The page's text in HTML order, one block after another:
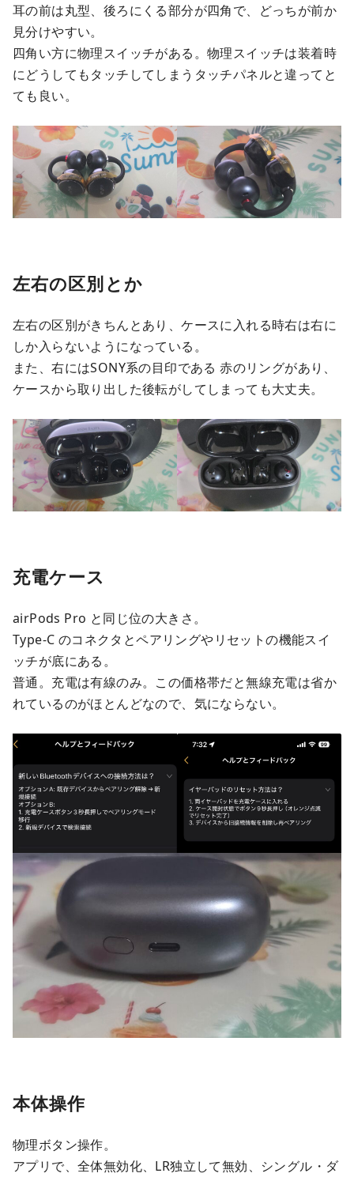
耳の前は丸型、後ろにくる部分が四角で、どっちが前か
見分けやすい。
四角い方に物理スイッチがある。物理スイッチは装着時
にどうしてもタッチしてしまうタッチパネルと違ってと
ても良い。
左右の区別とか
左右の区別がきちんとあり、ケースに入れる時右は右に
しか入らないようになっている。
また、右にはSONY系の目印である 赤のリングがあり、
ケースから取り出した後転がしてしまっても大丈夫。
充電ケース
airPods Pro と同じ位の大きさ。
Type-C のコネクタとペアリングやリセットの機能スイ
ッチが底にある。
普通。充電は有線のみ。この価格帯だと無線充電は省か
れているのがほとんどなので、気にならない。
本体操作
物理ボタン操作。
アプリで、全体無効化、LR独立して無効、シングル・ダ